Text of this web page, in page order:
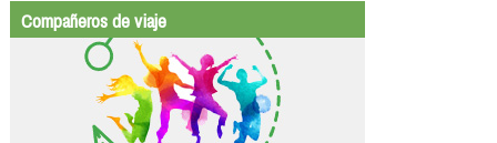
Compañeros de viaje